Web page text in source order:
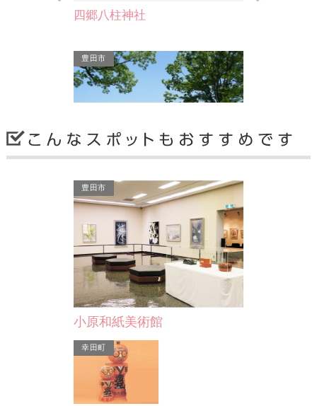
四郷八柱神社
豊田市
井上公園
たまご型プールが印象的な井上公園。
野球場やテニスコートをはじめとし
て、芝生広場(フットサル…
豊田市
豊田市
小原和紙美術館
幸田町